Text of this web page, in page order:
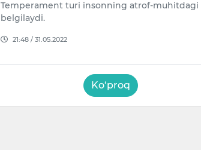
Temperament turi insonning atrof-muhitdagi
belgilaydi.
21:48 / 31.05.2022
Ko‘proq